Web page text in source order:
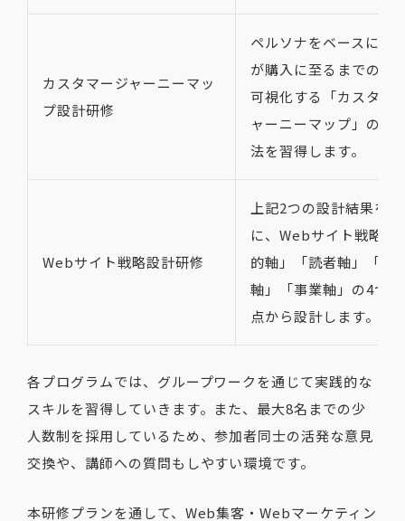
カスタマージャーニーマッ
プ設計研修
ペルソナをベースに、
が購入に至るまでの行
可視化する「カスタマ
ャーニーマップ」の設
法を習得します。
Webサイト戦略設計研修
上記2つの設計結果を
に、Webサイト戦略を
的軸」「読者軸」「媒
軸」「事業軸」の4つ
点から設計します。
各プログラムでは、グループワークを通じて実践的な
スキルを習得していきます。また、最大8名までの少
人数制を採用しているため、参加者同士の活発な意見
交換や、講師への質問もしやすい環境です。
本研修プランを通して、Web集客・Webマーケティン